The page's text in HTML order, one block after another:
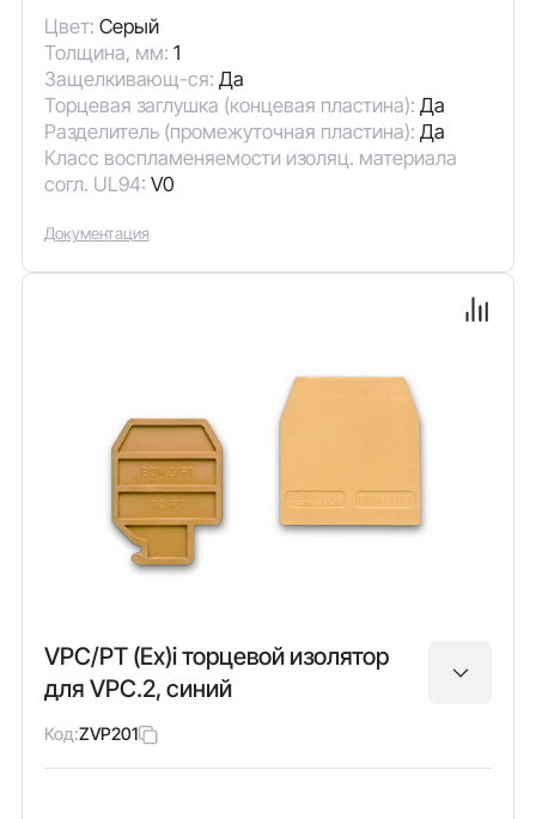
Цвет: Серый
Толщина, мм: 1
Защелкивающ-ся: Да
Торцевая заглушка (концевая пластина): Да
Разделитель (промежуточная пластина): Да
Класс воспламеняемости изоляц. материала
согл. UL94: V0
Документация
VPC/PT (Ex)i торцевой изолятор
для VPC.2, синий
Код:ZVP201